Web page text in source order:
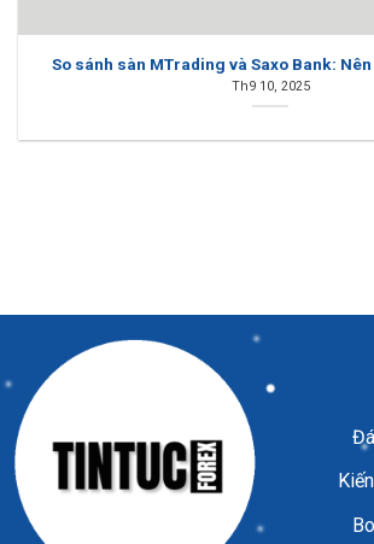
So sánh sàn MTrading và Saxo Bank:
Th9 10, 2025